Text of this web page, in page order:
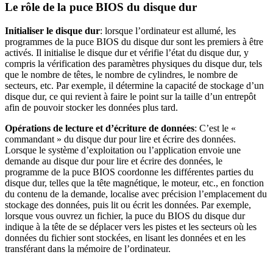
Le rôle de la puce BIOS du disque dur
Initialiser le disque dur: lorsque l’ordinateur est allumé, les
programmes de la puce BIOS du disque dur sont les premiers à être
activés. Il initialise le disque dur et vérifie l’état du disque dur, y
compris la vérification des paramètres physiques du disque dur, tels
que le nombre de têtes, le nombre de cylindres, le nombre de
secteurs, etc. Par exemple, il détermine la capacité de stockage d’un
disque dur, ce qui revient à faire le point sur la taille d’un entrepôt
afin de pouvoir stocker les données plus tard.
Opérations de lecture et d’écriture de données: C’est le «
commandant » du disque dur pour lire et écrire des données.
Lorsque le système d’exploitation ou l’application envoie une
demande au disque dur pour lire et écrire des données, le
programme de la puce BIOS coordonne les différentes parties du
disque dur, telles que la tête magnétique, le moteur, etc., en fonction
du contenu de la demande, localise avec précision l’emplacement du
stockage des données, puis lit ou écrit les données. Par exemple,
lorsque vous ouvrez un fichier, la puce du BIOS du disque dur
indique à la tête de se déplacer vers les pistes et les secteurs où les
données du fichier sont stockées, en lisant les données et en les
transférant dans la mémoire de l’ordinateur.